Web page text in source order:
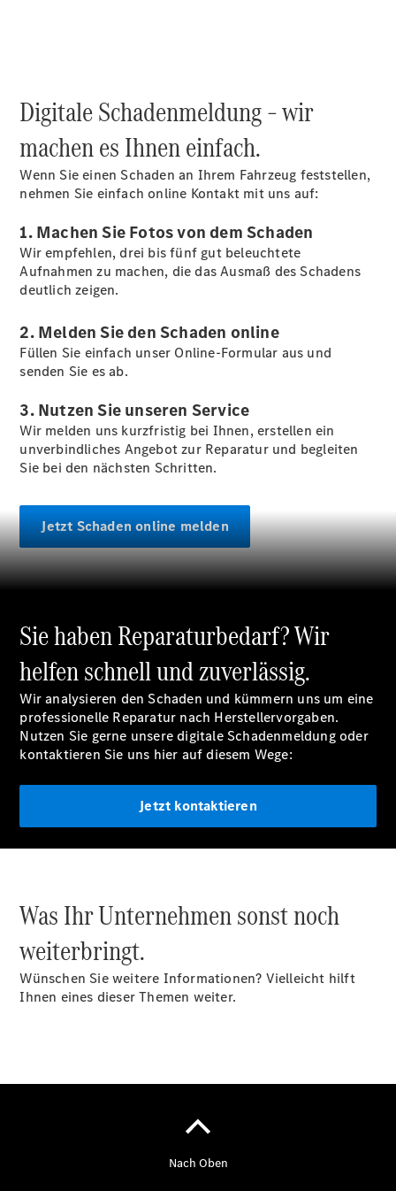
Reifen &
Kompletträder
Reifen- und
Komplettradschutz
Reifenlabel
Transporter-
Service
Übersicht
Unfallreparaturen
SmallRepair
Rücknahme
Entsorgung
Wartung
Reparatur
Service-
und
Garantie-
Pakete
Mobile
Fleet
Services
Elektrofahrzeug-
Service
Individuelle
Digitale Schadenmeldung – wir
machen es Ihnen einfach.
Wenn Sie einen Schaden an Ihrem Fahrzeug feststellen,
nehmen Sie einfach online Kontakt mit uns auf:
1. Machen Sie Fotos von dem Schaden
Wir empfehlen, drei bis fünf gut beleuchtete
Aufnahmen zu machen, die das Ausmaß des Schadens
deutlich zeigen.
2. Melden Sie den Schaden online
Füllen Sie einfach unser Online-Formular aus und
senden Sie es ab.
3. Nutzen Sie unseren Service
Wir melden uns kurzfristig bei Ihnen, erstellen ein
unverbindliches Angebot zur Reparatur und begleiten
Sie bei den nächsten Schritten.
Jetzt Schaden online melden
Sie haben Reparaturbedarf? Wir
helfen schnell und zuverlässig.
Wir analysieren den Schaden und kümmern uns um eine
professionelle Reparatur nach Herstellervorgaben.
Nutzen Sie gerne unsere digitale Schadenmeldung oder
kontaktieren Sie uns hier auf diesem Wege:
Jetzt kontaktieren
Was Ihr Unternehmen sonst noch
weiterbringt.
Wünschen Sie weitere Informationen? Vielleicht hilft
Ihnen eines dieser Themen weiter.